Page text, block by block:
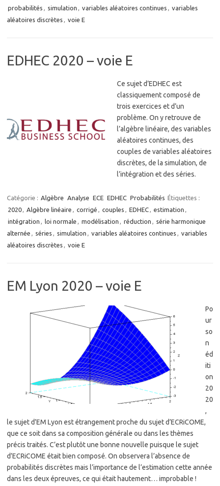
probabilités , simulation , variables aléatoires continues , variables
aléatoires discrètes , voie E
EDHEC 2020 – voie E
Ce sujet d’EDHEC est
classiquement composé de
trois exercices et d’un
problème. On y retrouve de
l’algèbre linéaire, des variables
aléatoires continues, des
couples de variables aléatoires
discrètes, de la simulation, de
l’intégration et des séries.
Catégorie : Algèbre Analyse ECE EDHEC Probabilités Étiquettes :
2020, Algèbre linéaire , corrigé , couples , EDHEC, estimation ,
intégration , loi normale , modélisation , réduction , série harmonique
alternée , séries , simulation , variables aléatoires continues , variables
aléatoires discrètes , voie E
EM Lyon 2020 – voie E
Po
ur
so
n
éd
iti
on
20
20
,
le sujet d’EM Lyon est étrangement proche du sujet d’ECRiCOME,
que ce soit dans sa composition générale ou dans les thèmes
précis traités. C’est plutôt une bonne nouvelle puisque le sujet
d’ECRiCOME était bien composé. On observera l’absence de
probabilités discrètes mais l’importance de l’estimation cette année
dans les deux épreuves, ce qui était hautement… improbable !